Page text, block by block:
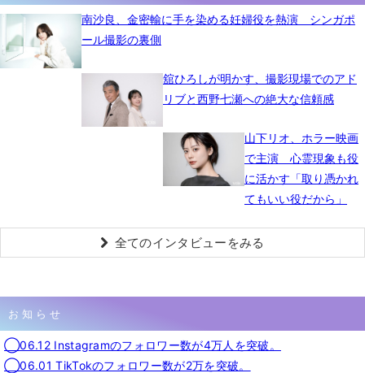
南沙良、金密輸に手を染める妊婦役を熱演 シンガポ
ール撮影の裏側
舘ひろしが明かす、撮影現場でのアド
リブと西野七瀬への絶大な信頼感
山下リオ、ホラー映画
で主演 心霊現象も役
に活かす「取り憑かれ
てもいい役だから」
全てのインタビューをみる
お知らせ
◯06.12 Instagramのフォロワー数が4万人を突破。
◯06.01 TikTokのフォロワー数が2万を突破。